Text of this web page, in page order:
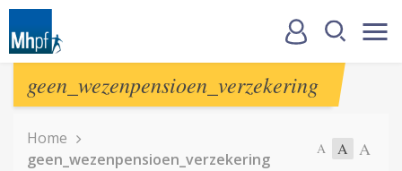
geen_wezenpensioen_verzekering
Home
geen_wezenpensioen_verzekering
A A A